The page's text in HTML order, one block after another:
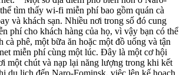
tìm thấy wi-fi miễn phí bao gồm quán cà
và khách sạn. Nhiều nơi trong số đó cung
phí cho khách hàng của họ, vì vậy bạn có thể
cà phê, một bữa ăn hoặc một đồ uống và tận
miễn phí cùng một lúc. Đây là một cơ hội
một chút và nạp lại năng lượng trong khi kết
lịch đến Naro-Fominsk, việc lên kế hoạch